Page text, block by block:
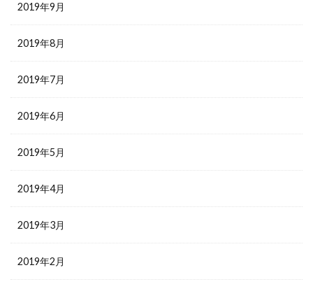
2019年9月
2019年8月
2019年7月
2019年6月
2019年5月
2019年4月
2019年3月
2019年2月